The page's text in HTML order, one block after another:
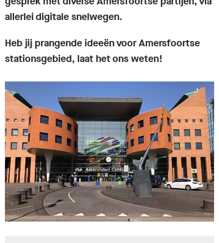
allerlei digitale snelwegen.
Heb jij prangende ideeën voor Amersfoortse
stationsgebied, laat het ons weten!